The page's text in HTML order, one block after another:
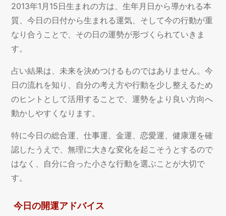
2013年1月15日生まれの方は、生年月日から導かれる本
質、今日の日付から生まれる運気、そして今の行動が重
なり合うことで、その日の運勢が形づくられていきま
す。
占い結果は、未来を決めつけるものではありません。今
日の流れを知り、自分の考え方や行動を少し整えるため
のヒントとして活用することで、運勢をより良い方向へ
動かしやすくなります。
特に今日の総合運、仕事運、金運、恋愛運、健康運を確
認したうえで、無理に大きな変化を起こそうとするので
はなく、自分に合った小さな行動を選ぶことが大切で
す。
今日の開運アドバイス